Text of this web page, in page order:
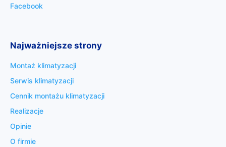
Facebook
Najważniejsze strony
Montaż klimatyzacji
Serwis klimatyzacji
Cennik montażu klimatyzacji
Realizacje
Opinie
O firmie